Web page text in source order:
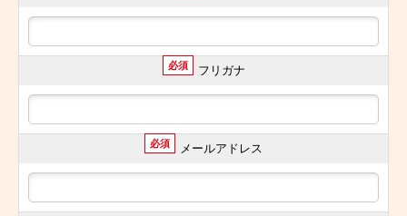
必須 フリガナ
必須 メールアドレス